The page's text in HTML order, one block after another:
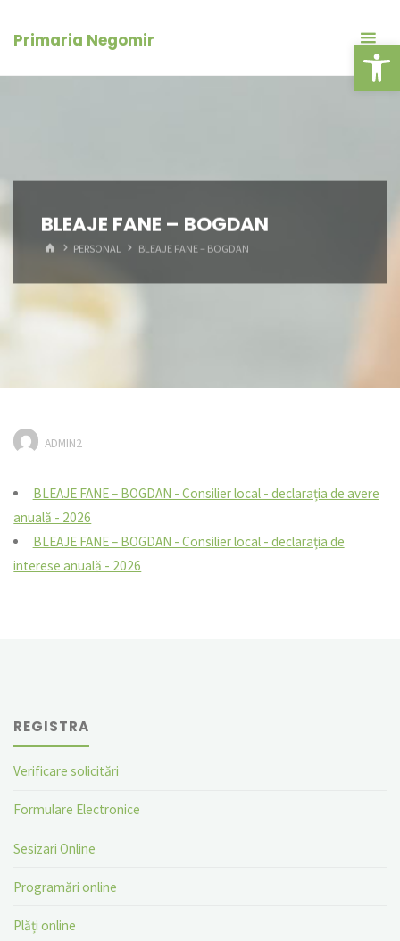
Deschide
Primaria Negomir
BLEAJE FANE – BOGDAN
HOMEPERSONAL BLEAJE FANE – BOGDAN
ADMIN2
BLEAJE FANE – BOGDAN - Consilier local - declarația de avere
anuală - 2026
BLEAJE FANE – BOGDAN - Consilier local - declarația de
interese anuală - 2026
REGISTRA
Verificare solicitări
Formulare Electronice
Sesizari Online
Programări online
Plăți online